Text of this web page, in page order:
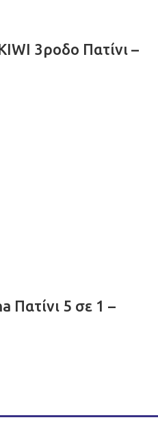
3ροδο Πατίνι –
Πατίνι 5 σε 1 –